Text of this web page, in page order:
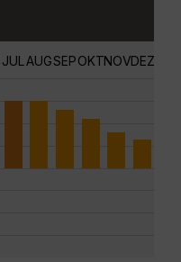
JUL AUGSEPOKTNOVDEZ